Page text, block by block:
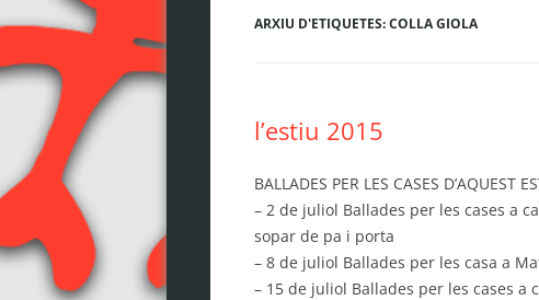
ARXIU D'ETIQUETES:COLLA GIOLA
l’estiu 2015
BALLADES PER LES CASES D’AQUEST
– 2 de juliol Ballades per les cases a
sopar de pa i porta
– 8 de juliol Ballades per les casa a
– 15 de juliol Ballades per les cases a